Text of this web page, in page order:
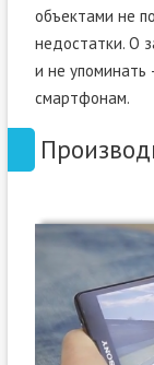
объектами не
недостатки. О
и не упоминать
смартфонам.